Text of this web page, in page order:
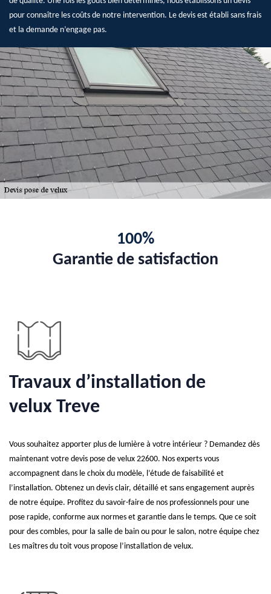
pour connaître les coûts de notre intervention. Le devis est établi sans frais
et la demande n’engage pas.
100%
Garantie de satisfaction
Travaux d’installation de
velux Treve
Vous souhaitez apporter plus de lumière à votre intérieur ? Demandez dès
maintenant votre devis pose de velux 22600. Nos experts vous
accompagnent dans le choix du modèle, l’étude de faisabilité et
l’installation. Obtenez un devis clair, détaillé et sans engagement auprès
de notre équipe. Profitez du savoir-faire de nos professionnels pour une
pose rapide, conforme aux normes et garantie dans le temps. Que ce soit
pour des combles, pour la salle de bain ou pour le salon, notre équipe chez
Les maîtres du toit vous propose l’installation de velux.